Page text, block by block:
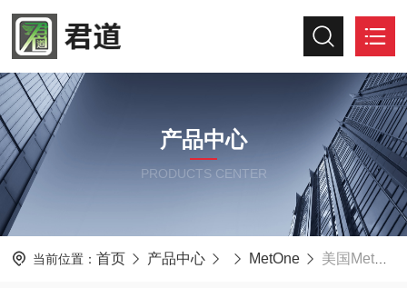
产品中心
PRODUCTS CENTER
当前位置： 首页 产品中心 MetOne 美国MetOne 804手持颗粒计数器 洁净室检测